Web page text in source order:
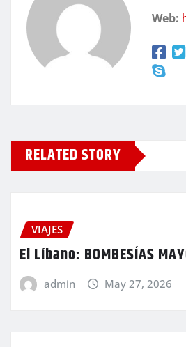
Web:
RELATED STORY
VIAJES
El Líbano: BOMBESÍAS
admin May 27, 2026